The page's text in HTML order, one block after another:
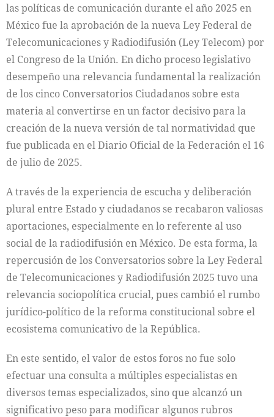
las políticas de comunicación durante el año 2025 en
México fue la aprobación de la nueva Ley Federal de
Telecomunicaciones y Radiodifusión (Ley Telecom) por
el Congreso de la Unión. En dicho proceso legislativo
desempeño una relevancia fundamental la realización
de los cinco Conversatorios Ciudadanos sobre esta
materia al convertirse en un factor decisivo para la
creación de la nueva versión de tal normatividad que
fue publicada en el Diario Oficial de la Federación el 16
de julio de 2025.
A través de la experiencia de escucha y deliberación
plural entre Estado y ciudadanos se recabaron valiosas
aportaciones, especialmente en lo referente al uso
social de la radiodifusión en México. De esta forma, la
repercusión de los Conversatorios sobre la Ley Federal
de Telecomunicaciones y Radiodifusión 2025 tuvo una
relevancia sociopolítica crucial, pues cambió el rumbo
jurídico-político de la reforma constitucional sobre el
ecosistema comunicativo de la República.
En este sentido, el valor de estos foros no fue solo
efectuar una consulta a múltiples especialistas en
diversos temas especializados, sino que alcanzó un
significativo peso para modificar algunos rubros